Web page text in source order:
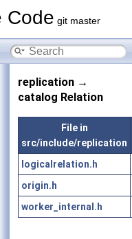
Code git master
replication →
catalog Relation
File in
src/include/replication
logicalrelation.h
origin.h
worker_internal.h